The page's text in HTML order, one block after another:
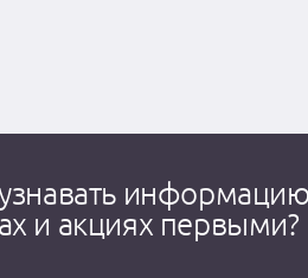
и акциях первыми?